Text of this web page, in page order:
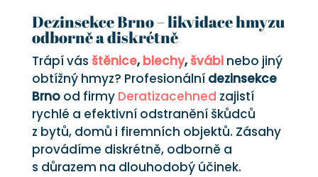
Dezinsekce Brno – likvidace hmyzu
odborně a diskrétně
Trápí vás štěnice, blechy, švábinebo jiný
obtížný hmyz? Profesionální dezinsekce
Brnood firmy Deratizacehned zajistí
rychlé a efektivní odstranění škůdců
z bytů, domů i firemních objektů. Zásahy
provádíme diskrétně, odborně a
s důrazem na dlouhodobý účinek.